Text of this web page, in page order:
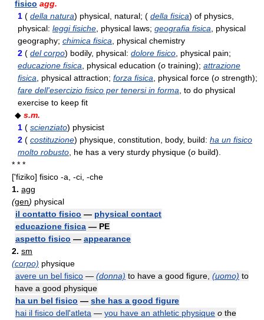
fisico agg.
1 ( della natura) physical, natural; ( della fisica) of physics,
physical: leggi fisiche , physical laws; geografia fisica , physical
geography; chimica fisica , physical chemistry
2 ( del corpo) bodily, physical: dolore fisico , physical pain;
educazione fisica , physical education (o training); attrazione
fisica , physical attraction; forza fisica , physical force (o strength);
fare dell'esercizio fisico per tenersi in forma , to do physical
exercise to keep fit
◆ s.m.
1 ( scienziato) physicist
2 ( costituzione) physique, constitution, body, build: ha un fisico
molto robusto , he has a very sturdy physique (o build).
* * *
['fiziko] fisico -a, -ci, -che
1. agg
(gen) physical
il contatto fisico — physical contact
educazione fisica — PE
aspetto fisico — appearance
2. sm
(corpo) physique
avere un bel fisico — (donna) to have a good figure, (uomo) to
have a good physique
ha un bel fisico — she has a good figure
hai il fisico dell'atleta — you have an athletic physique o the